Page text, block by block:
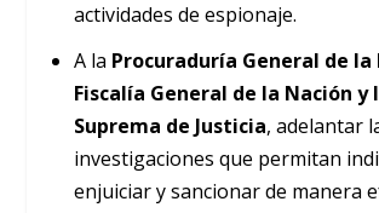
actividades de espionaje.
A la Procuraduría General de la
Fiscalía General de la Nación y
Suprema de Justicia, adelantar
investigaciones que permitan
enjuiciar y sancionar de manera